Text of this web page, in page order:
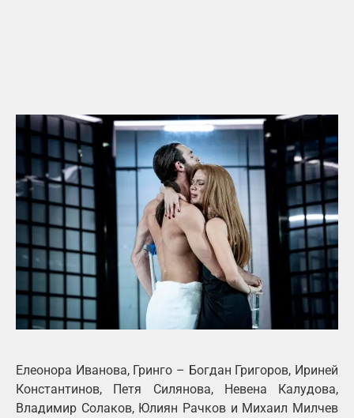
Елеонора Иванова, Гринго – Богдан Григоров, Ириней
Константинов, Петя Силянова, Невена Калудова,
Владимир Солаков, Юлиян Рачков и Михаил Милчев